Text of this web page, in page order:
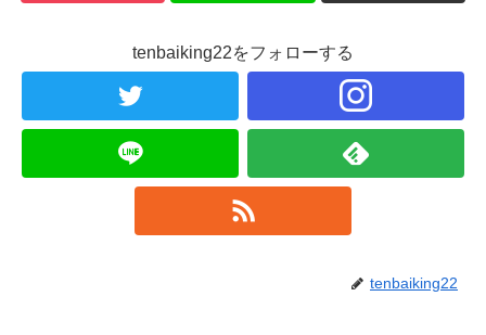
tenbaiking22をフォローする
tenbaiking22